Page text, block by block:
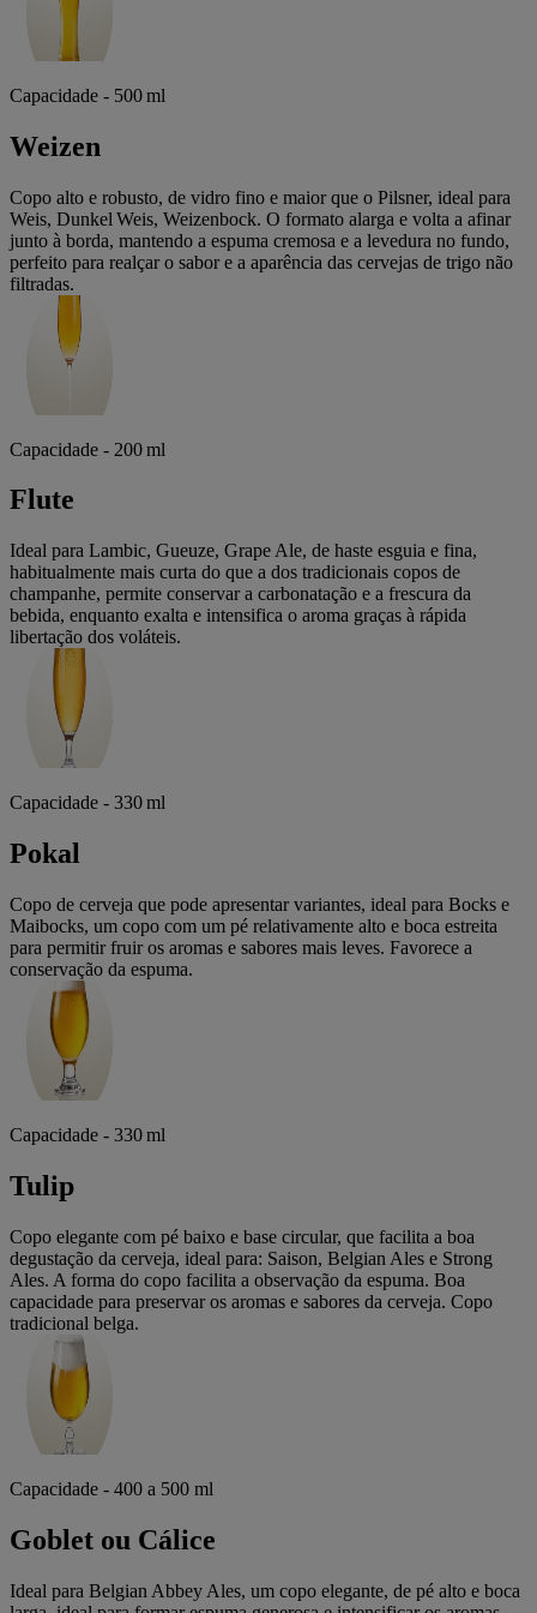
Capacidade - 500 ml
Weizen
Copo alto e robusto, de vidro fino e maior que o Pilsner, ideal para
Weis, Dunkel Weis, Weizenbock. O formato alarga e volta a afinar
junto à borda, mantendo a espuma cremosa e a levedura no fundo,
perfeito para realçar o sabor e a aparência das cervejas de trigo não
filtradas.
Capacidade - 200 ml
Flute
Ideal para Lambic, Gueuze, Grape Ale, de haste esguia e fina,
habitualmente mais curta do que a dos tradicionais copos de
champanhe, permite conservar a carbonatação e a frescura da
bebida, enquanto exalta e intensifica o aroma graças à rápida
libertação dos voláteis.
Capacidade - 330 ml
Pokal
Copo de cerveja que pode apresentar variantes, ideal para Bocks e
Maibocks, um copo com um pé relativamente alto e boca estreita
para permitir fruir os aromas e sabores mais leves. Favorece a
conservação da espuma.
Capacidade - 330 ml
Tulip
Copo elegante com pé baixo e base circular, que facilita a boa
degustação da cerveja, ideal para: Saison, Belgian Ales e Strong
Ales. A forma do copo facilita a observação da espuma. Boa
capacidade para preservar os aromas e sabores da cerveja. Copo
tradicional belga.
Capacidade - 400 a 500 ml
Goblet ou Cálice
Ideal para Belgian Abbey Ales, um copo elegante, de pé alto e boca